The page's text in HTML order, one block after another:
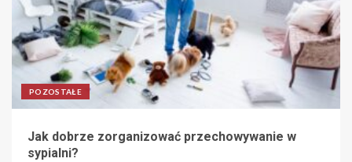
POZOSTAŁE
Jak dobrze zorganizować przechowywanie w
sypialni?